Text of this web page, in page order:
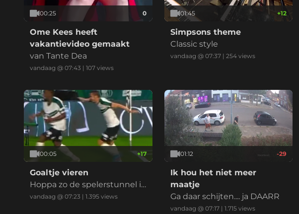
00:25 0
Ome Kees heeft
vakantievideo gemaakt
van Tante Dea
vandaag @ 07:43 | 107 views
01:45 +12
Simpsons theme
Classic style
vandaag @ 07:37| 254views
00:05 +17
Goaltje vieren
Hoppa zo de spelerstunnel i
n. Goal werd afgekeurd. Spel
vandaag @ 07:23 | 1.395 views
01:12 -29
Ik hou het niet meer
maatje
Ga daar schijten.... ja DAARR
vandaag @ 07:17| 1.715views